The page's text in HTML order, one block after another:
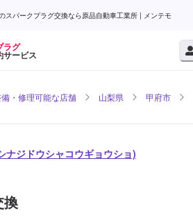
スパークプラグ交換なら原品自動車工業所 | メンテモ
ラグ
サービス
・修理可能な店舗 山梨県 甲府市
ナジドウシャコウギョウショ)
換